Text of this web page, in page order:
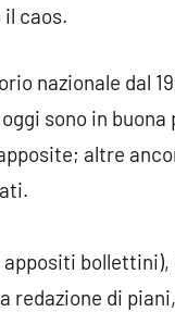
caos.
nazionale dal
sono in
altre
bollettini),
redazione di